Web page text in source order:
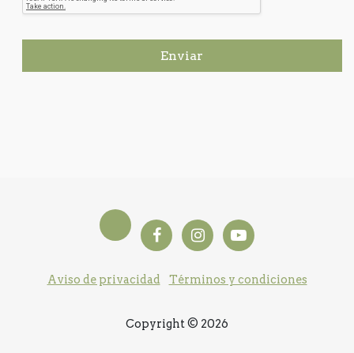
Enviar
Copyright © 2026
Aviso de privacidad Términos y condiciones